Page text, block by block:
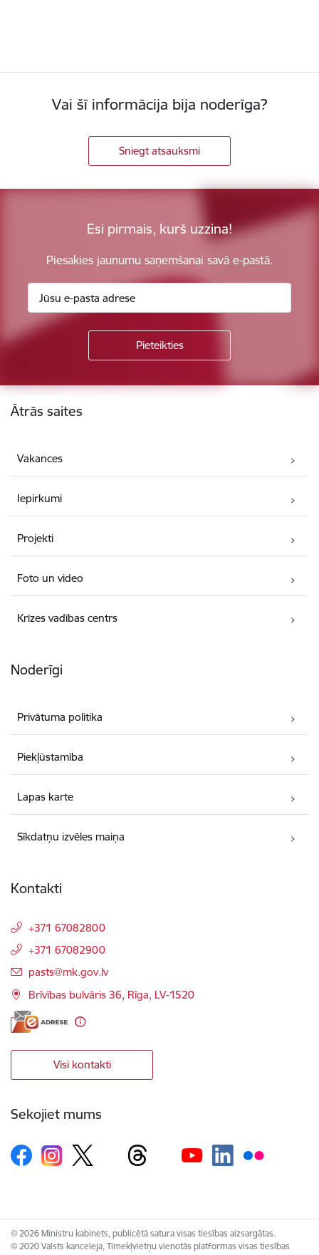
Vai šī informācija bija noderīga?
Sniegt atsauksmi
Esi pirmais, kurš uzzina!
Piesakies jaunumu saņemšanai savā e-pastā.
Kājene
Ātrās saites
Vakances
Iepirkumi
Projekti
Foto un video
Krīzes vadības centrs
Noderīgi
Privātuma politika
Piekļūstamība
Lapas karte
Sīkdatņu izvēles maiņa
Kontakti
+371 67082800
+371 67082900
E-pasts:
pasts@mk.gov.lv
Brīvības bulvāris 36, Rīga, LV-1520
Visi kontakti
Sekojiet mums
© 2026 Ministru kabinets, publicētā satura visas tiesības aizsargātas.
© 2020 Valsts kanceleja, Tīmekļvietņu vienotās platformas visas tiesības